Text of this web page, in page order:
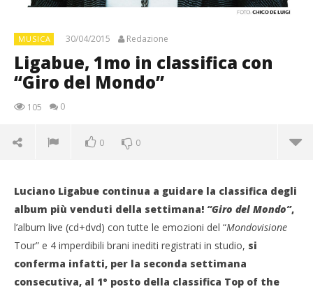
MUSICA 30/04/2015 Redazione
Ligabue, 1mo in classifica con
“Giro del Mondo”
105 0
0 0
Luciano Ligabue continua a guidare la classifica degli
album più venduti della settimana! “Giro del Mondo”,
l’album live (cd+dvd) con tutte le emozioni del “Mondovisione
Tour” e 4 imperdibili brani inediti registrati in studio, si
conferma infatti, per la seconda settimana
consecutiva, al 1° posto della classifica Top of the